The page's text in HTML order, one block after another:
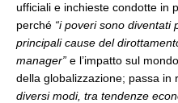
ufficiali e inchieste condotte in
perché “i poveri sono diventati
principali cause del
manager” e l’impatto sul
della globalizzazione; passa in
diversi modi, tra tendenze